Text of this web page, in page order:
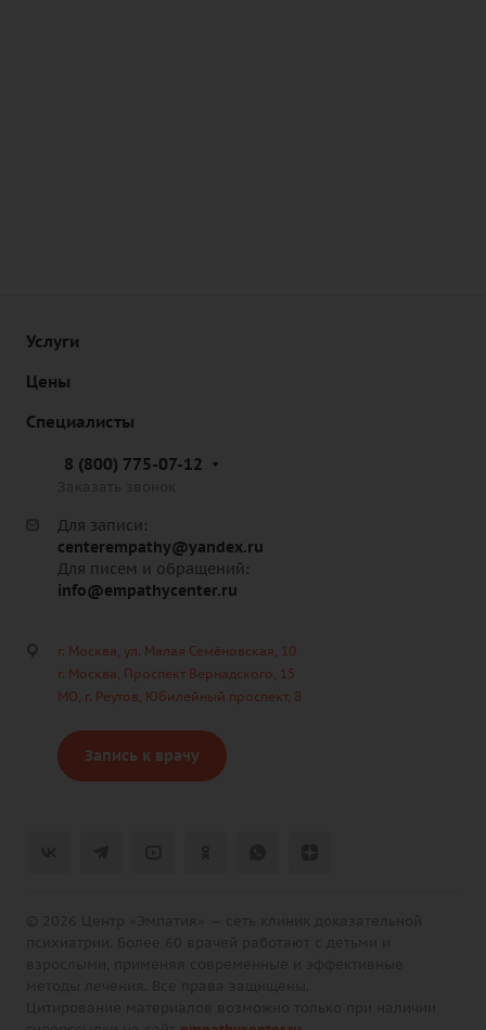
Услуги
Цены
Специалисты
8 (800) 775-07-12
Для записи:
centerempathy@yandex.ru
Для писем и обращений:
info@empathycenter.ru
г. Москва, ул. Малая Семёновская, 10
г. Москва, Проспект Вернадского, 15
МО, г. Реутов, Юбилейный проспект, 8
Запись к врачу